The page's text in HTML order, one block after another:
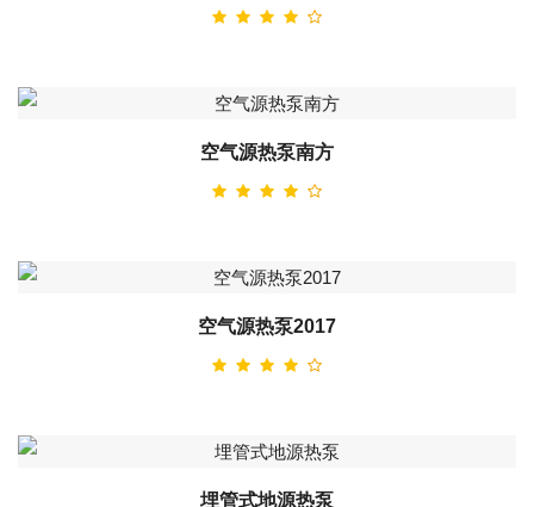
空气源热泵南方
空气源热泵2017
埋管式地源热泵